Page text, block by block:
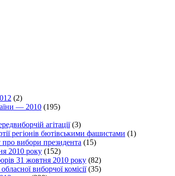
(2)
— 2010 (195)
агітації(3)
регіонів бютівськими фашистами (1)
вибори президента (15)
2010 року (152)
31 жовтня 2010 року (82)
виборчої комісії(35)